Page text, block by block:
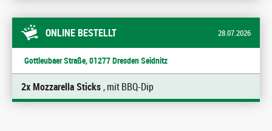
ONLINE BESTELLT 28.07.2026
Gottleubaer Straße, 01277 Dresden Seidnitz
2x Mozzarella Sticks, mit BBQ-Dip